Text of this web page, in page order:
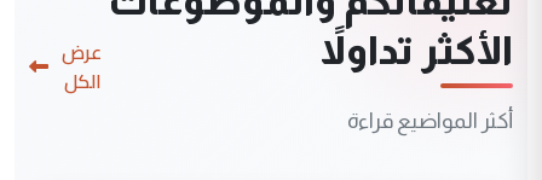
الأكثر تداولاً
أكثر المواضيع قراءة
عرض
الكل